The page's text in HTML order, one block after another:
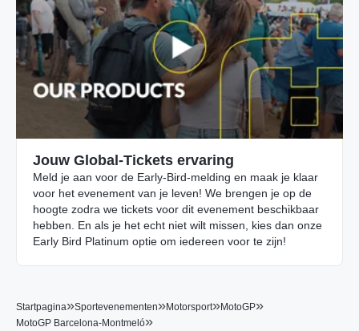
Jouw Global-Tickets ervaring
Meld je aan voor de Early-Bird-melding en maak je klaar
voor het evenement van je leven! We brengen je op de
hoogte zodra we tickets voor dit evenement beschikbaar
hebben. En als je het echt niet wilt missen, kies dan onze
Early Bird Platinum optie om iedereen voor te zijn!
Startpagina»Sportevenementen»Motorsport»MotoGP»
MotoGP Barcelona-Montmeló»